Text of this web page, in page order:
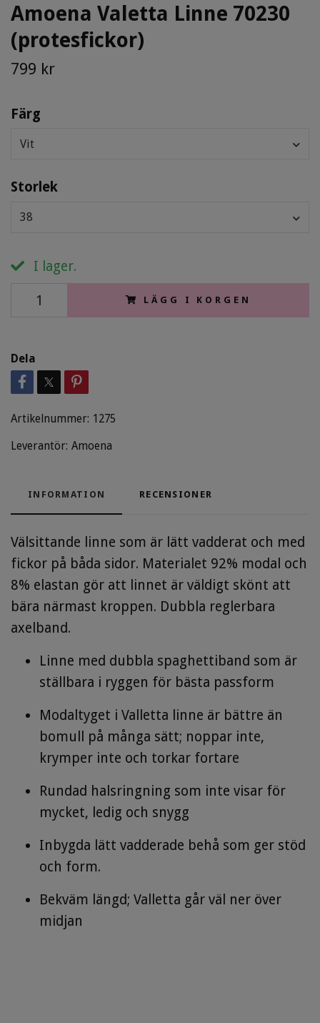
Amoena Valetta Linne 70230
(protesfickor)
799 kr
Färg
Vit
Storlek
38
I lager.
LÄGG I KORGEN
Dela
Artikelnummer: 1275
Leverantör: Amoena
INFORMATION RECENSIONER
Välsittande linne som är lätt vadderat och med
fickor på båda sidor. Materialet 92% modal och
8% elastan gör att linnet är väldigt skönt att
bära närmast kroppen. Dubbla reglerbara
axelband.
Linne med dubbla spaghettiband som är
ställbara i ryggen för bästa passform
Modaltyget i Valletta linne är bättre än
bomull på många sätt; noppar inte,
krymper inte och torkar fortare
Rundad halsringning som inte visar för
mycket, ledig och snygg
Inbygda lätt vadderade behå som ger stöd
och form.
Bekväm längd; Valletta går väl ner över
midjan